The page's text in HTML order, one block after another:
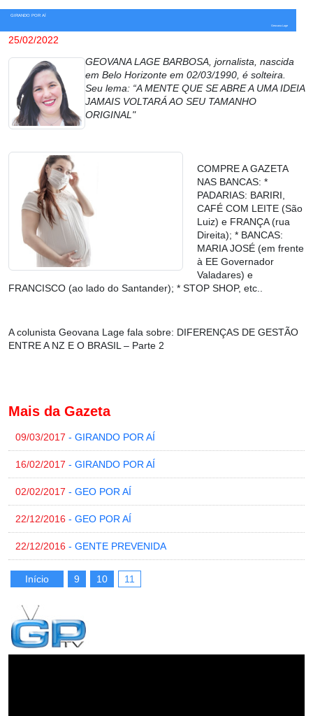
GIRANDO POR AÍ
Geovana Lage
25/02/2022
GEOVANA LAGE BARBOSA, jornalista, nascida
em Belo Horizonte em 02/03/1990, é solteira.
Seu lema: “A MENTE QUE SE ABRE A UMA IDEIA
JAMAIS VOLTARÁ AO SEU TAMANHO
ORIGINAL"
COMPRE A GAZETA
NAS BANCAS: *
PADARIAS: BARIRI,
CAFÉ COM LEITE (São
Luiz) e FRANÇA (rua
Direita); * BANCAS:
MARIA JOSÉ (em frente
à EE Governador
Valadares) e
FRANCISCO (ao lado do Santander); * STOP SHOP, etc..
A colunista Geovana Lage fala sobre: DIFERENÇAS DE GESTÃO
ENTRE A NZ E O BRASIL – Parte 2
Mais da Gazeta
09/03/2017 - GIRANDO POR AÍ
16/02/2017 - GIRANDO POR AÍ
02/02/2017 - GEO POR AÍ
22/12/2016 - GEO POR AÍ
22/12/2016 - GENTE PREVENIDA
Início 9 10 11